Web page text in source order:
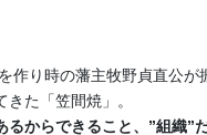
り時の藩主牧野貞直公が
た「笠間焼」。
からできること、”組織”